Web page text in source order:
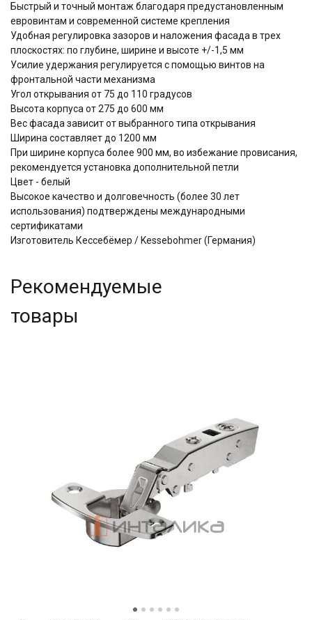
Быстрый и точный монтаж благодаря предустановленным
евровинтам и современной системе крепления
Удобная регулировка зазоров и наложения фасада в трех
плоскостях: по глубине, ширине и высоте +/-1,5 мм
Усилие удержания регулируется с помощью винтов на
фронтальной части механизма
Угол открывания от 75 до 110 градусов
Высота корпуса от 275 до 600 мм
Вес фасада зависит от выбранного типа открывания
Ширина составляет до 1200 мм
При ширине корпуса более 900 мм, во избежание провисания,
рекомендуется установка дополнительной петли
Цвет - белый
Высокое качество и долговечность (более 30 лет
использования) подтверждены международными
сертификатами
Изготовитель Кессебёмер / Kessebohmer (Германия)
Рекомендуемые
товары